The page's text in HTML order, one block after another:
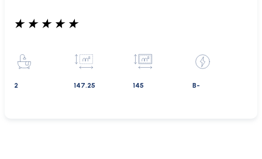
★ ★ ★ ★ ★
2 147.25 145 B-